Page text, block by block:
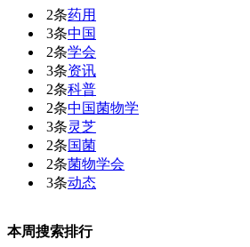
2条药用
3条中国
2条学会
3条资讯
2条科普
2条中国菌物学
3条灵芝
2条国菌
2条菌物学会
3条动态
本周搜索排行